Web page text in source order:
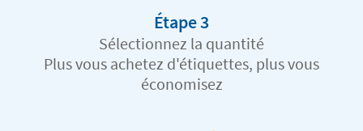
Étape 3
Sélectionnez la quantité
Plus vous achetez d'étiquettes, plus vous
économisez